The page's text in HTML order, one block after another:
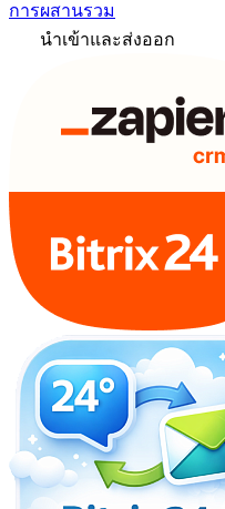
การผสานรวม
นำเข้าและส่งออก